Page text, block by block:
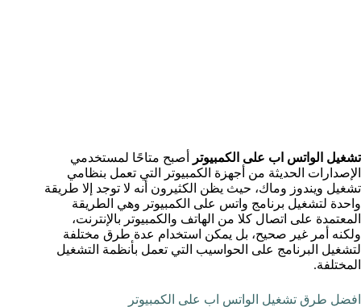
تشغيل الواتس اب على الكمبيوتر
أصبح متاحًا لمستخدمي
الإصدارات الحديثة من أجهزة الكمبيوتر التي تعمل بنظامي
تشغيل ويندوز وماك، حيث يظن الكثيرون أنه لا توجد إلا طريقة
واحدة لتشغيل برنامج واتس على الكمبيوتر وهي الطريقة
المعتمدة على اتصال كلا من الهاتف والكمبيوتر بالإنترنت،
ولكنه أمر غير صحيح، بل يمكن استخدام عدة طرق مختلفة
لتشغيل البرنامج على الحواسيب التي تعمل بأنظمة التشغيل
المختلفة.
افضل طرق تشغيل الواتس اب على الكمبيوتر